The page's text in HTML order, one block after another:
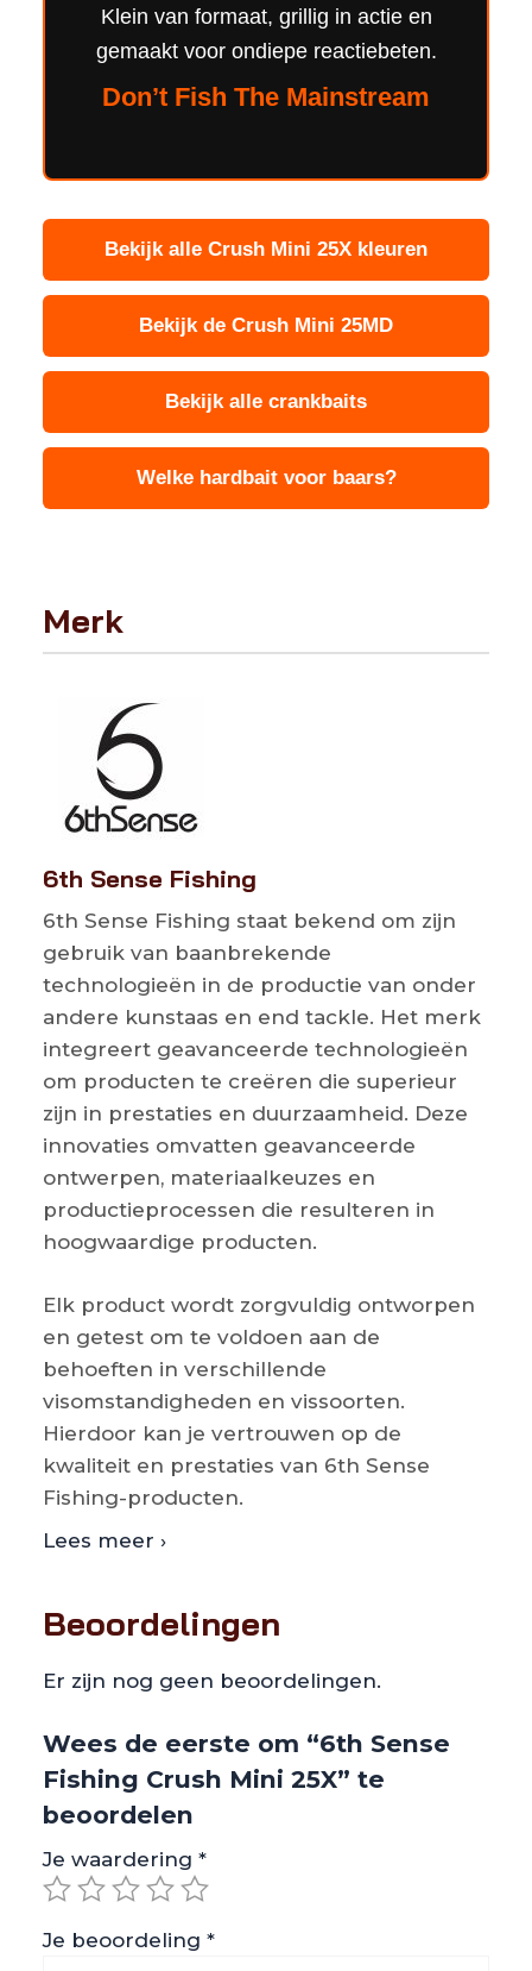
Klein van formaat, grillig in actie en
gemaakt voor ondiepe reactiebeten.
Don’t Fish The Mainstream
Bekijk alle Crush Mini 25X kleuren
Bekijk de Crush Mini 25MD
Bekijk alle crankbaits
Welke hardbait voor baars?
Merk
6th Sense Fishing
6th Sense Fishing staat bekend om zijn
gebruik van baanbrekende
technologieën in de productie van onder
andere kunstaas en end tackle. Het merk
integreert geavanceerde technologieën
om producten te creëren die superieur
zijn in prestaties en duurzaamheid. Deze
innovaties omvatten geavanceerde
ontwerpen, materiaalkeuzes en
productieprocessen die resulteren in
hoogwaardige producten.
Elk product wordt zorgvuldig ontworpen
en getest om te voldoen aan de
behoeften in verschillende
visomstandigheden en vissoorten.
Hierdoor kan je vertrouwen op de
kwaliteit en prestaties van 6th Sense
Fishing-producten.
Lees meer ›
Beoordelingen
Er zijn nog geen beoordelingen.
Wees de eerste om “6th Sense
Fishing Crush Mini 25X” te
beoordelen
Je waardering *
Je beoordeling *